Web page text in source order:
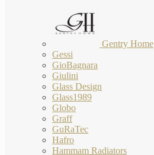
Gentry Home
Gessi
GioBagnara
Giulini
Glass Design
Glass1989
Globo
Graff
GuRaTec
Hafro
Hammam Radiators